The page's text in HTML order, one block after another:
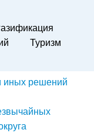
Туризм
иных решений